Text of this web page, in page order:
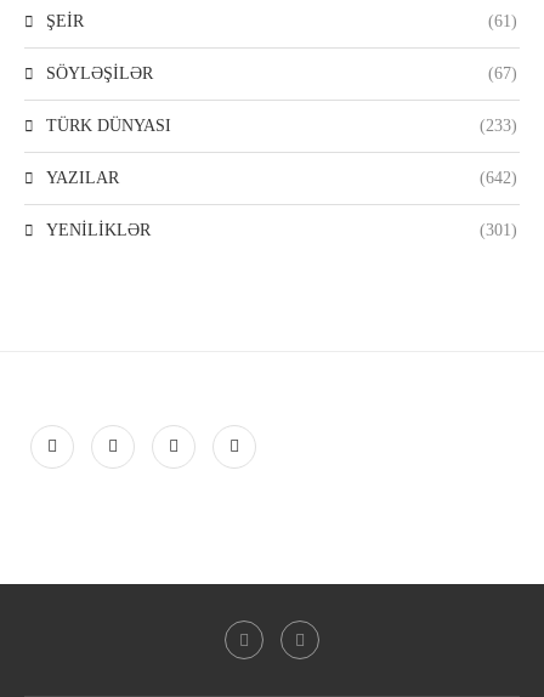
ŞEİR (61)
SÖYLƏŞİLƏR (67)
TÜRK DÜNYASI (233)
YAZILAR (642)
YENİLİKLƏR (301)